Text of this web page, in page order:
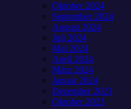
Oktober 2024
September 2024
August 2024
Juli 2024
Mai 2024
April 2024
März 2024
Januar 2024
Dezember 2023
Oktober 2023